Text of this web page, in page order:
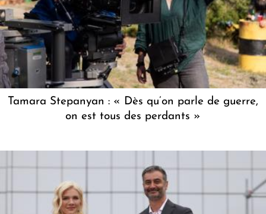
Tamara Stepanyan : « Dès qu’on parle de guerre,
on est tous des perdants »